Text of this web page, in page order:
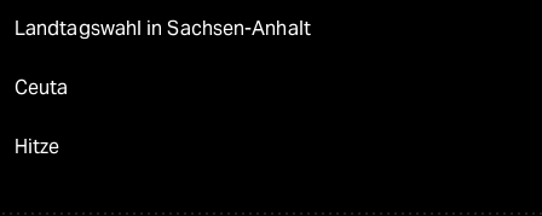
Landtagswahl in Sachsen-Anhalt
Ceuta
Hitze